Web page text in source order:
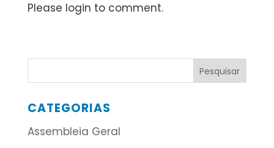
Please login to comment.
CATEGORIAS
Assembleia Geral